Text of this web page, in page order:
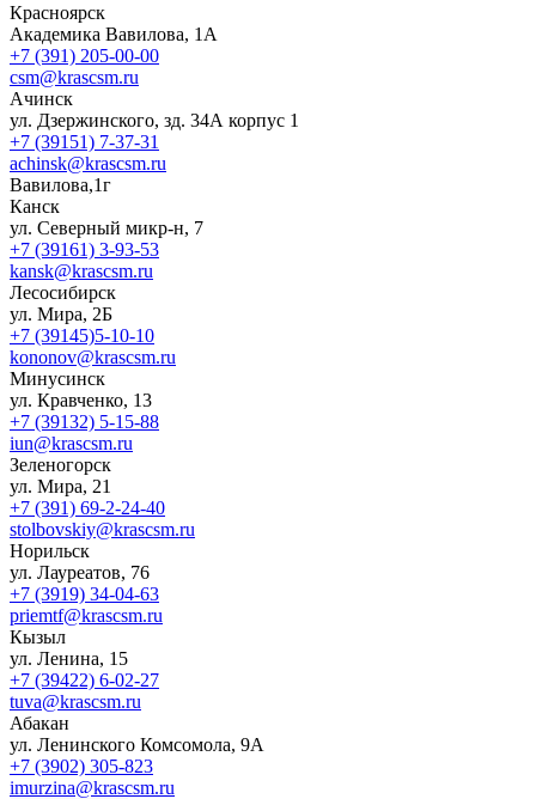
Красноярск
Академика Вавилова, 1А
+7 (391) 205-00-00
csm@krascsm.ru
Ачинск
ул. Дзержинского, зд. 34А корпус 1
+7 (39151) 7-37-31
achinsk@krascsm.ru
Вавилова,1г
Канск
ул. Северный микр-н, 7
+7 (39161) 3-93-53
kansk@krascsm.ru
Лесосибирск
ул. Мира, 2Б
+7 (39145)5-10-10
kononov@krascsm.ru
Минусинск
ул. Кравченко, 13
+7 (39132) 5-15-88
iun@krascsm.ru
Зеленогорск
ул. Мира, 21
+7 (391) 69-2-24-40
stolbovskiy@krascsm.ru
Норильск
ул. Лауреатов, 76
+7 (3919) 34-04-63
priemtf@krascsm.ru
Кызыл
ул. Ленина, 15
+7 (39422) 6-02-27
tuva@krascsm.ru
Абакан
ул. Ленинского Комсомола, 9А
+7 (3902) 305-823
imurzina@krascsm.ru